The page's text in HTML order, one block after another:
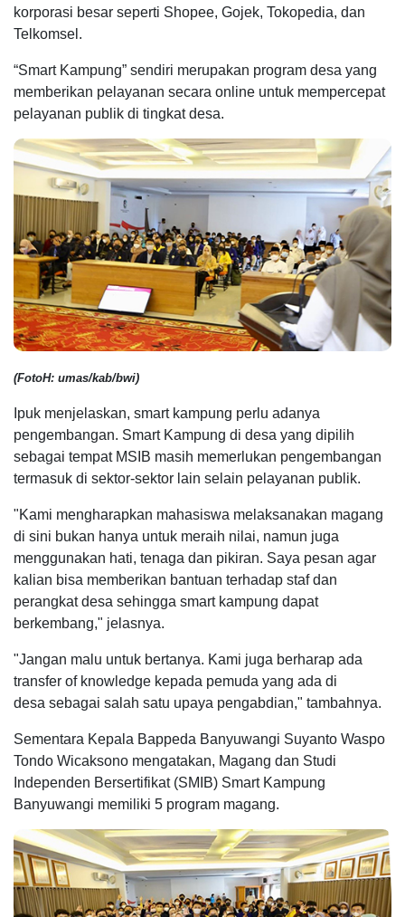
korporasi besar seperti Shopee, Gojek, Tokopedia, dan
Telkomsel.
“Smart Kampung” sendiri merupakan program desa yang
memberikan pelayanan secara online untuk mempercepat
pelayanan publik di tingkat desa.
(FotoH: umas/kab/bwi)
Ipuk menjelaskan, smart kampung perlu adanya
pengembangan. Smart Kampung di desa yang dipilih
sebagai tempat MSIB masih memerlukan pengembangan
termasuk di sektor-sektor lain selain pelayanan publik.
"Kami mengharapkan mahasiswa melaksanakan magang
di sini bukan hanya untuk meraih nilai, namun juga
menggunakan hati, tenaga dan pikiran. Saya pesan agar
kalian bisa memberikan bantuan terhadap staf dan
perangkat desa sehingga smart kampung dapat
berkembang," jelasnya.
"Jangan malu untuk bertanya. Kami juga berharap ada
transfer of knowledge kepada pemuda yang ada di
desa sebagai salah satu upaya pengabdian," tambahnya.
Sementara Kepala Bappeda Banyuwangi Suyanto Waspo
Tondo Wicaksono mengatakan, Magang dan Studi
Independen Bersertifikat (SMIB) Smart Kampung
Banyuwangi memiliki 5 program magang.